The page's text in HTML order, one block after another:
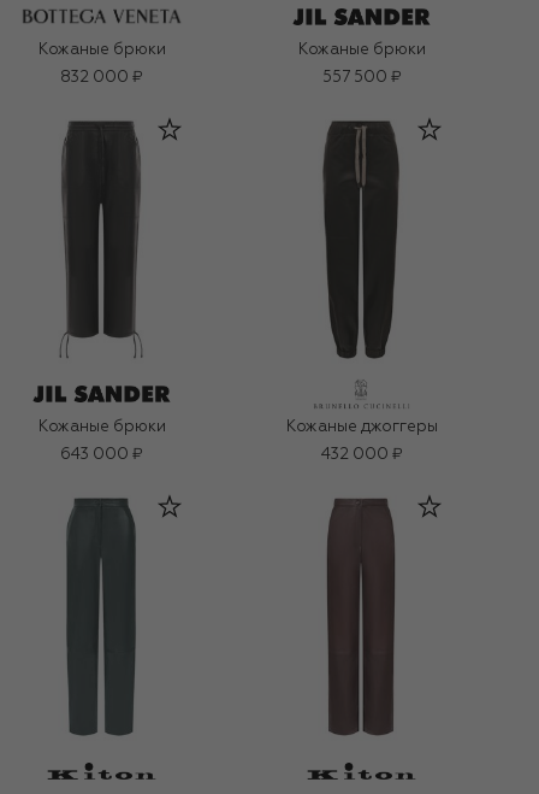
Кожаные брюки
832 000 ₽
Кожаные брюки
557 500 ₽
Кожаные брюки
643 000 ₽
Кожаные джоггеры
432 000 ₽